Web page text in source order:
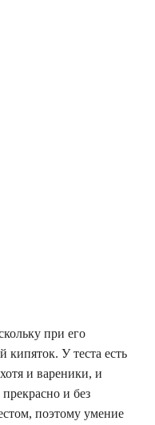
при его
кипяток. У теста есть
и вареники, и
и без
поэтому умение